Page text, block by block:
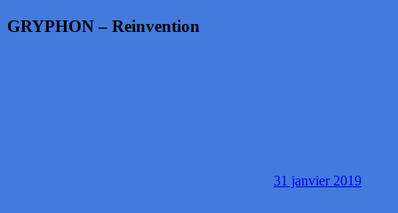
GRYPHON – Reinvention
31 janvier 2019